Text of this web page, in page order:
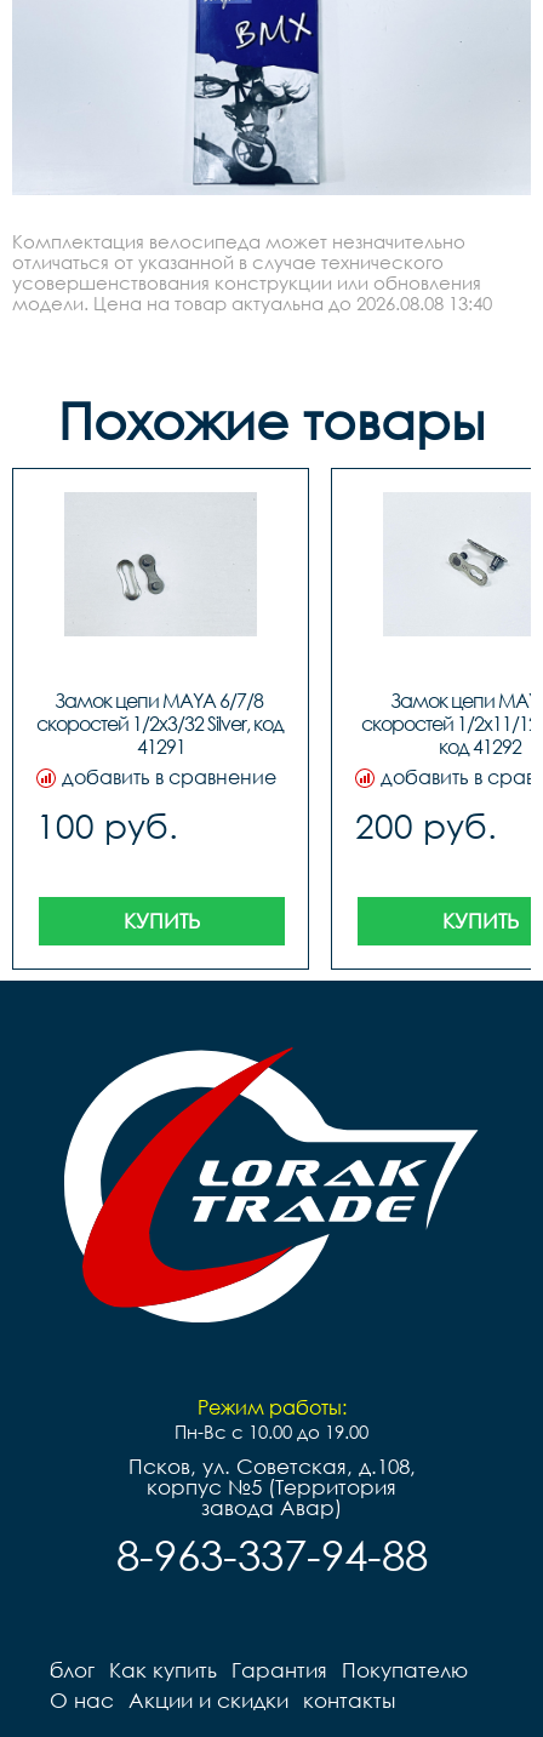
Комплектация велосипеда может незначительно
отличаться от указанной в случае технического
усовершенствования конструкции или обновления
модели. Цена на товар актуальна до 2026.08.08 13:40
Похожие товары
Замок цепи MAYA 6/7/8
скоростей 1/2x3/32 Silver, код
41291
добавить в сравнение
100 руб.
КУПИТЬ
Замок цепи
скоростей 1/2x11/
код 41292
добавить в
200 руб.
КУПИТЬ
Режим работы:
Пн-Вс с 10.00 до 19.00
Псков, ул. Советская, д.108,
корпус №5 (Территория
завода Авар)
8-963-337-94-88
блог Как купить Гарантия
Покупателю
О нас
Акции и скидки контакты